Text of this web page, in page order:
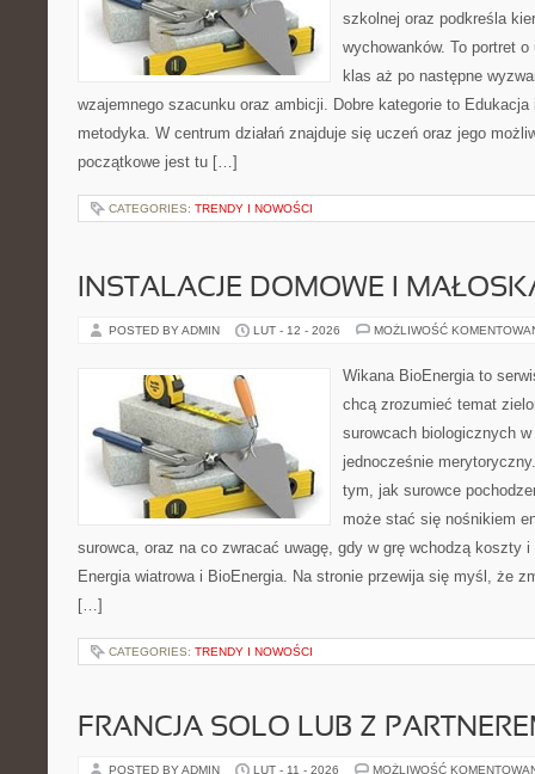
szkolnej oraz podkreśla
wychowanków. To portret
klas aż po następne
wzajemnego szacunku oraz ambicji. Dobre kategorie to
metodyka. W centrum działań znajduje się uczeń oraz jego
początkowe jest tu […]
CATEGORIES: TRENDY I NOWOŚCI
INSTALACJE DOMOWE I
POSTED BY ADMIN LUT - 12 - 2026 MOŻLIWOŚĆ
Wikana BioEnergia to
chcą zrozumieć temat
surowcach biologicznych
jednocześnie
tym, jak surowce
może stać się nośnikiem
surowca, oraz na co zwracać uwagę, gdy w grę wchodzą koszty
Energia wiatrowa i BioEnergia. Na stronie przewija się myśl, że
[…]
CATEGORIES: TRENDY I NOWOŚCI
FRANCJA SOLO LUB Z
POSTED BY ADMIN LUT - 11 - 2026 MOŻLIWOŚĆ